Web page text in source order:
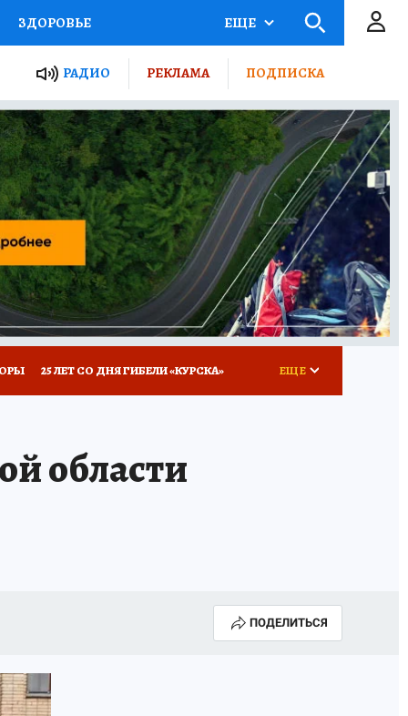
ЗДОРОВЬЕ
РОССИИ
ПУТЕВОДИТЕЛЬ
ТУРИЗМ
ПОТРЕБИТЕЛЯ ВСЕ О КП
ЕЩЕ
РАДИО РЕКЛАМА ПОДПИСКА
25 ЛЕТ СО ДНЯ ГИБЕЛИ «КУРСКА» ЕЩЕ
области
ПОДЕЛИТЬСЯ